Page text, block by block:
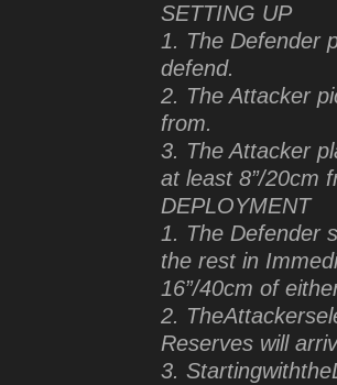
SETTING UP
1. The Defender
defend.
2. The Attacker
from.
3. The Attacker
at least 8”/20cm
DEPLOYMENT
1. The Defender
the rest in
16”/40cm of
2.
Reserves will
3.